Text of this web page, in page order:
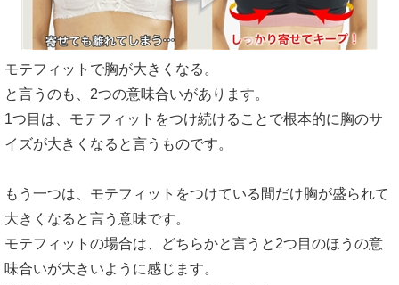
モテフィットで胸が大きくなる。
と言うのも、2つの意味合いがあります。
1つ目は、モテフィットをつけ続けることで根本的に胸のサ
イズが大きくなると言うものです。
もう一つは、モテフィットをつけている間だけ胸が盛られて
大きくなると言う意味です。
モテフィットの場合は、どちらかと言うと2つ目のほうの意
味合いが大きいように感じます。